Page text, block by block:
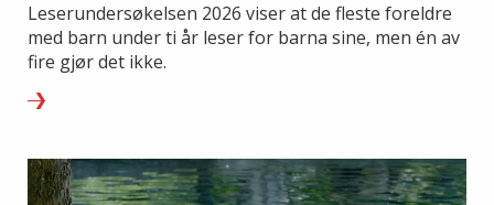
Leserundersøkelsen 2026 viser at de fleste foreldre
med barn under ti år leser for barna sine, men én av
fire gjør det ikke.